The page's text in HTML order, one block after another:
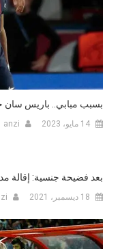
بسبب مبابي.. باريس سان
14 مايو، 2023 anzi
بعد فضيحة جنسية: إقالة
18 ديسمبر، 2021